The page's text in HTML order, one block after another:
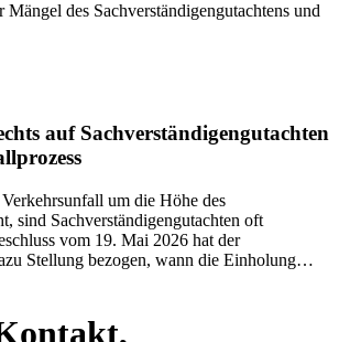
Mängel des Sachverständigengutachtens und
auf Sachverständigengutachten
um die Höhe des
sind Sachverständigengutachten oft
vom 19. Mai 2026 hat der
Stellung bezogen, wann die Einholung…